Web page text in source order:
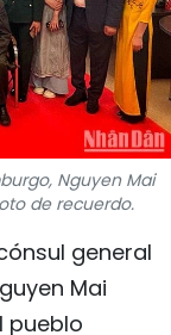
Nguyen Mai
de recuerdo.
general
Mai
pueblo